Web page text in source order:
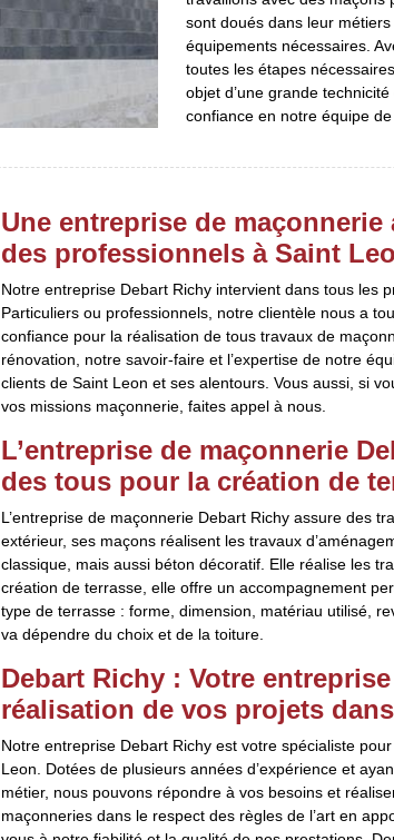
sont doués dans leur
équipements nécessaires.
toutes les étapes
objet d’une grande
confiance en notre équipe
Une entreprise de
des professionnels à Saint
Notre entreprise Debart Richy intervient dans tous les
Particuliers ou professionnels, notre clientèle nous a
confiance pour la réalisation de tous travaux de
rénovation, notre savoir-faire et l’expertise de notre
clients de Saint Leon et ses alentours. Vous aussi, si
vos missions maçonnerie, faites appel à nous.
L’entreprise de maçonnerie
des tous pour la création de
L’entreprise de maçonnerie Debart Richy assure des
extérieur, ses maçons réalisent les travaux
classique, mais aussi béton décoratif. Elle réalise les
création de terrasse, elle offre un accompagnement
type de terrasse : forme, dimension, matériau utilisé,
va dépendre du choix et de la toiture.
Debart Richy : Votre
réalisation de vos projets
Notre entreprise Debart Richy est votre spécialiste
Leon. Dotées de plusieurs années d’expérience et
métier, nous pouvons répondre à vos besoins et
maçonneries dans le respect des règles de l’art en